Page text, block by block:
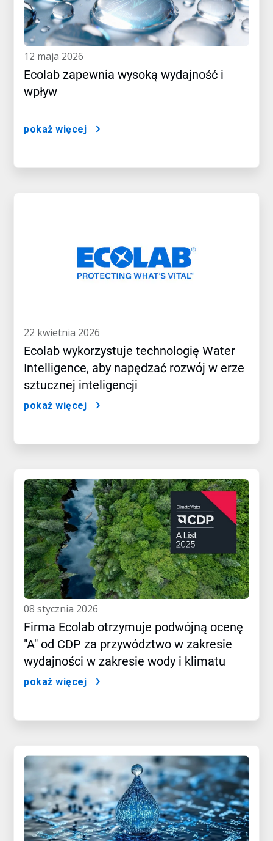
12 maja 2026
Ecolab zapewnia wysoką wydajność i
wpływ
pokaż więcej
22 kwietnia 2026
Ecolab wykorzystuje technologię Water
Intelligence, aby napędzać rozwój w erze
sztucznej inteligencji
pokaż więcej
08 stycznia 2026
Firma Ecolab otrzymuje podwójną ocenę
"A" od CDP za przywództwo w zakresie
wydajności w zakresie wody i klimatu
pokaż więcej